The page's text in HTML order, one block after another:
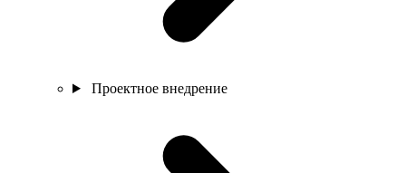
Проектное внедрение